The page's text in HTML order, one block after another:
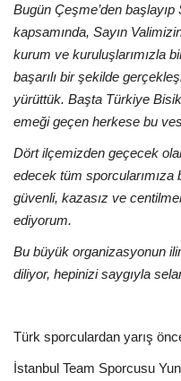
Bugün Çeşme’den
kapsamında, Sayın
kurum ve kuruluşlarımızla
başarılı bir şekilde
yürüttük. Başta Türkiye
emeği geçen herkese bu
Dört ilçemizden geçecek
edecek tüm sporcularımıza
güvenli, kazasız ve
ediyorum.
Bu büyük organizasyonun
diliyor, hepinizi saygıyla
Türk sporculardan yarış
İstanbul Team Sporcusu